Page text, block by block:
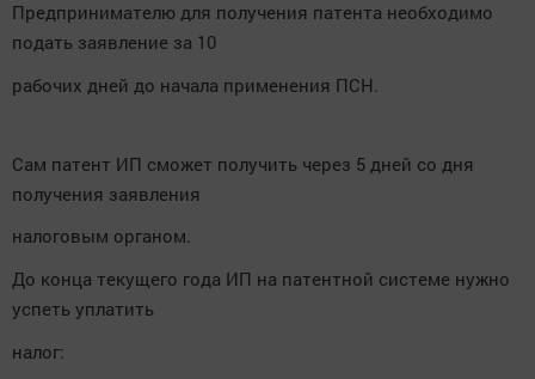
Предпринимателю для получения патента необходимо
подать заявление за 10
рабочих дней до начала применения ПСН.
Сам патент ИП сможет получить через 5 дней со дня
получения заявления
налоговым органом.
До конца текущего года ИП на патентной системе нужно
успеть уплатить
налог: